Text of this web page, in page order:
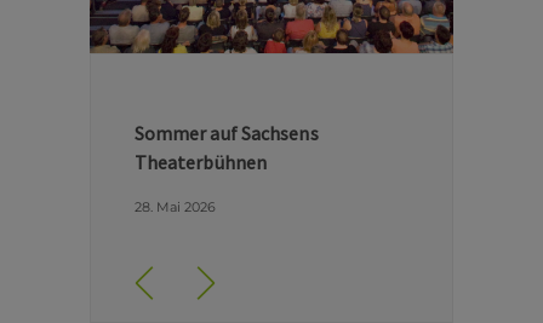
Hinter den Kulissen der Dresdner
Semperoper
29. April 2026